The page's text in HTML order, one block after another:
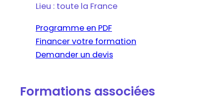
Lieu : toute la France
Programme en PDF
Financer votre formation
Demander un devis
Formations associées